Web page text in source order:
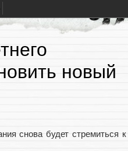
новый
снова будет стремиться к